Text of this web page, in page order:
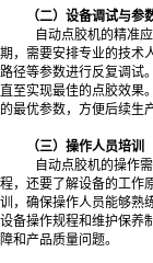
（二）设备调试与参
自动点胶机的精准
期，需要安排专业的技术
路径等参数进行反复调试
直至实现最佳的点胶效果
的最优参数，方便后续生
（三）操作人员培训
自动点胶机的操作
程，还要了解设备的工作
训，确保操作人员能够熟
设备操作规程和维护保养
障和产品质量问题。